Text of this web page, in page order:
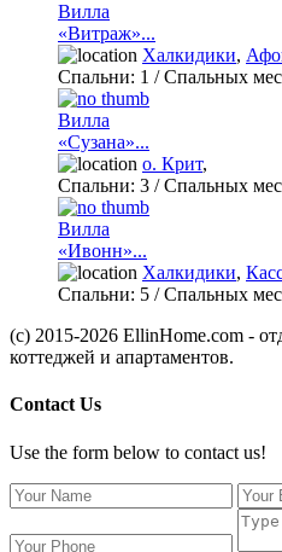
Вилла
«Витраж»...
Халкидики,
Спальни: 1 / Спальных
Вилла
«Сузана»...
о. Крит,
Спальни: 3 / Спальных
Вилла
«Ивонн»...
Халкидики,
Спальни: 5 / Спальных
(c) 2015-2026 EllinHome.com -
коттеджей и апартаментов.
Contact Us
Use the form below to contact us!